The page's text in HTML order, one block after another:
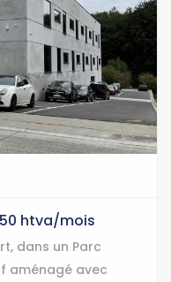
htva/mois
dans un Parc
aménagé avec